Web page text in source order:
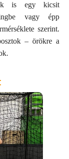
is egy kicsit
vagy épp
szerint.
– örökre a